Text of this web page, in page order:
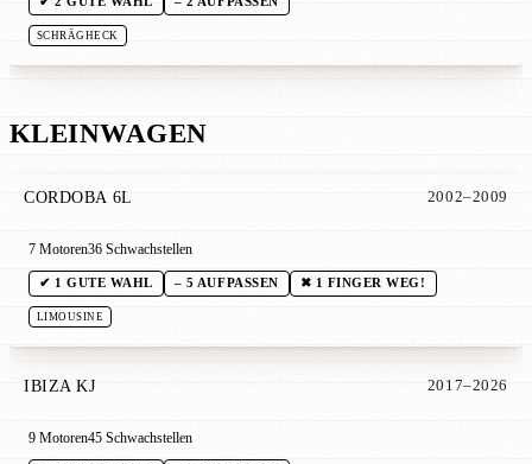
SCHRÄGHECK
KLEINWAGEN
CORDOBA 6L 2002–2009
7 Motoren36 Schwachstellen
✔ 1 GUTE WAHL – 5 AUFPASSEN ✖ 1 FINGER WEG!
LIMOUSINE
IBIZA KJ 2017–2026
9 Motoren45 Schwachstellen